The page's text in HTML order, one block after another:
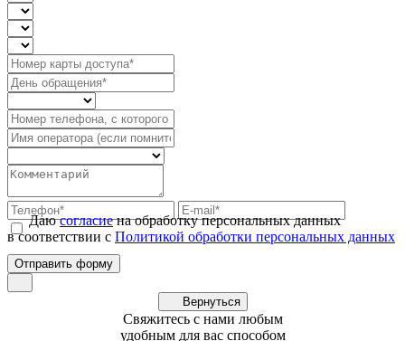
Даюсогласиена обработку персональных данных
в соответствии с Политикой обработки персональных данных
Вернуться
Свяжитесь с нами любым
удобным для вас способом